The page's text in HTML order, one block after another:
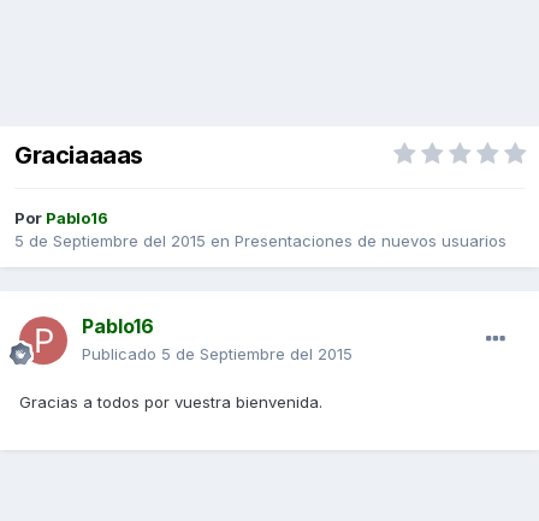
Graciaaaas
Por Pablo16
5 de Septiembre del 2015 en Presentaciones de nuevos usuarios
Pablo16
Publicado 5 de Septiembre del 2015
Gracias a todos por vuestra bienvenida.